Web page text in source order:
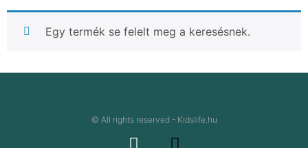
Egy termék se felelt meg a keresésnek.
© All rights reserved - Kidslife.hu